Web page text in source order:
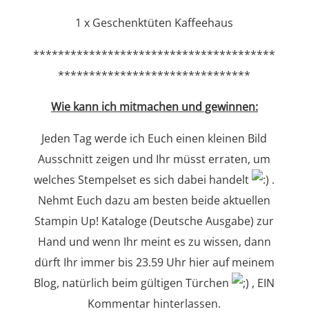
1 x Geschenktüten Kaffeehaus
***************************************
*******************************
Wie kann ich mitmachen und gewinnen:
Jeden Tag werde ich Euch einen kleinen Bild
Ausschnitt zeigen und Ihr müsst erraten, um
welches Stempelset es sich dabei handelt
.
Nehmt Euch dazu am besten beide aktuellen
Stampin Up! Kataloge (Deutsche Ausgabe) zur
Hand und wenn Ihr meint es zu wissen, dann
dürft Ihr immer bis 23.59 Uhr hier auf meinem
Blog, natürlich beim gültigen Türchen
, EIN
Kommentar hinterlassen.